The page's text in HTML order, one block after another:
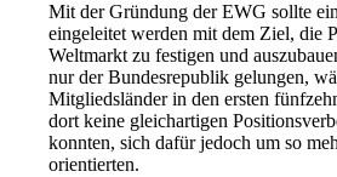
Mit der Gründung der EWG sollte
eingeleitet werden mit dem Ziel, die
Weltmarkt zu festigen und
nur der Bundesrepublik gelungen,
Mitgliedsländer in den ersten
dort keine gleichartigen
konnten, sich dafür jedoch um so
orientierten.